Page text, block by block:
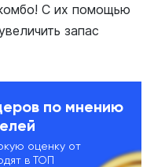
С их помощью
запас
по мнению
оценку от
в ТОП